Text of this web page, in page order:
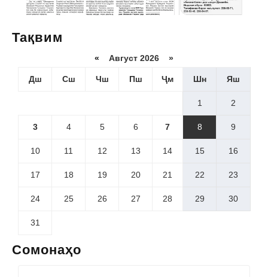
Тақвим
« Август 2026 »
Дш Сш Чш Пш Ҷм Шн Яш
1 2
3 4 5 6 7 8 9
10 11 12 13 14 15 16
17 18 19 20 21 22 23
24 25 26 27 28 29 30
31
Сомонаҳо